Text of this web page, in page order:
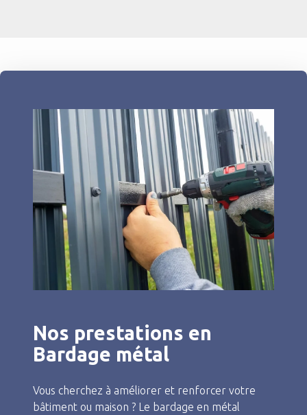
Nos prestations en
Bardage métal
Vous cherchez à améliorer et renforcer votre
bâtiment ou maison ? Le bardage en métal